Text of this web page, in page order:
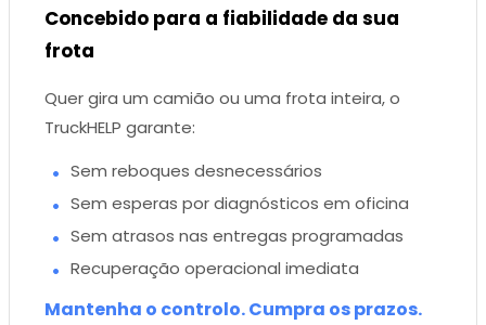
Concebido para a fiabilidade da sua
frota
Quer gira um camião ou uma frota inteira, o
TruckHELP garante:
Sem reboques desnecessários
Sem esperas por diagnósticos em oficina
Sem atrasos nas entregas programadas
Recuperação operacional imediata
Mantenha o controlo. Cumpra os prazos.